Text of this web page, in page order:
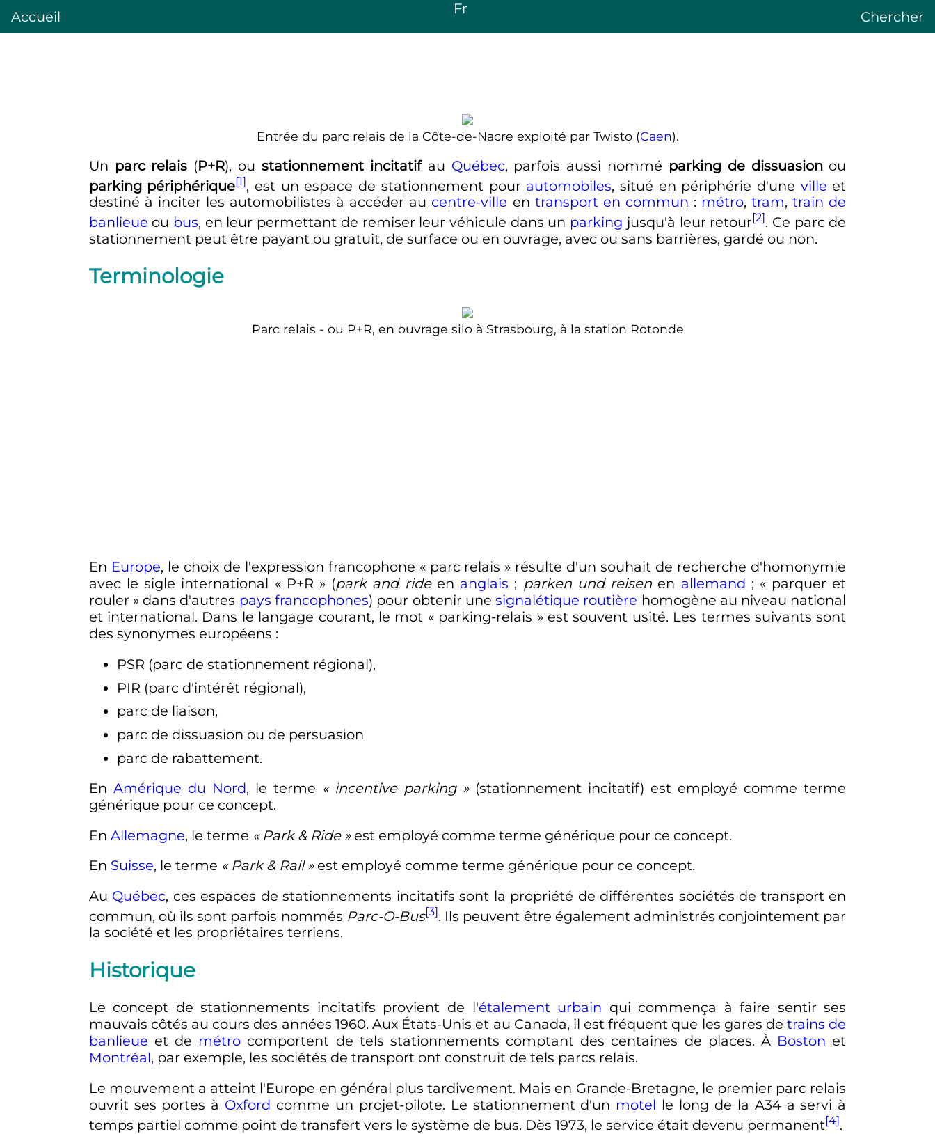
Accueil Fr Chercher
Entrée du parc relais de la Côte-de-Nacre exploité par Twisto (Caen).
Un parc relais (P+R), ou stationnement incitatifau Québec, parfois aussi nommé parking de dissuasionou
parking périphérique[1], est un espace de stationnement pour automobiles, situé en périphérie d'une ville et
destiné à inciter les automobilistes à accéder au centre-ville en transport en commun : métro,tram,train de
banlieue ou bus, en leur permettant de remiser leur véhicule dans un parking jusqu'à leur retour[2]. Ce parc de
stationnement peut être payant ou gratuit, de surface ou en ouvrage, avec ou sans barrières, gardé ou non.
Terminologie
Parc relais - ou P+R, en ouvrage silo à Strasbourg, à la station Rotonde
En Europe, le choix de l'expression francophone « parc relais » résulte d'un souhait de recherche d'homonymie
avec le sigle international « P+R » (park and rideen anglais ; parken und reisen en allemand ; « parquer et
rouler » dans d'autres pays francophones) pour obtenir unesignalétique routière homogène au niveau national
et international. Dans le langage courant, le mot « parking-relais » est souvent usité. Les termes suivants sont
des synonymes européens :
PSR (parc de stationnement régional),
PIR (parc d'intérêt régional),
parc de liaison,
parc de dissuasion ou de persuasion
parc de rabattement.
En Amérique du Nord, le terme « incentive parking »(stationnement incitatif) est employé comme terme
générique pour ce concept.
En Allemagne, le terme « Park & Ride »est employé comme terme générique pour ce concept.
En Suisse, le terme « Park & Rail »est employé comme terme générique pour ce concept.
Au Québec, ces espaces de stationnements incitatifs sont la propriété de différentes sociétés de transport en
commun, où ils sont parfois nommés Parc-O-Bus[3]. Ils peuvent être également administrés conjointement par
la société et les propriétaires terriens.
Historique
Le concept de stationnements incitatifs provient de l'étalement urbain qui commença à faire sentir ses
mauvais côtés au cours des années 1960. Aux États-Unis et au Canada, il est fréquent que les gares detrains de
banlieue et de métro comportent de tels stationnements comptant des centaines de places. À Boston et
Montréal, par exemple, les sociétés de transport ont construit de tels parcs relais.
Le mouvement a atteint l'Europe en général plus tardivement. Mais en Grande-Bretagne, le premier parc relais
ouvrit ses portes à Oxford comme un projet-pilote. Le stationnement d'un motel le long de la A34 a servi à
temps partiel comme point de transfert vers le système de bus. Dès 1973, le service était devenu permanent[4].